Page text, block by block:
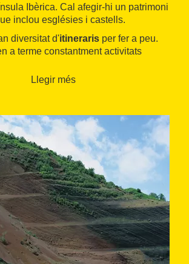
Ibèrica. Cal afegir-hi un patrimoni
inclou esglésies i castells.
diversitat d'itineraris per fer a peu.
a terme constantment activitats
Llegir més